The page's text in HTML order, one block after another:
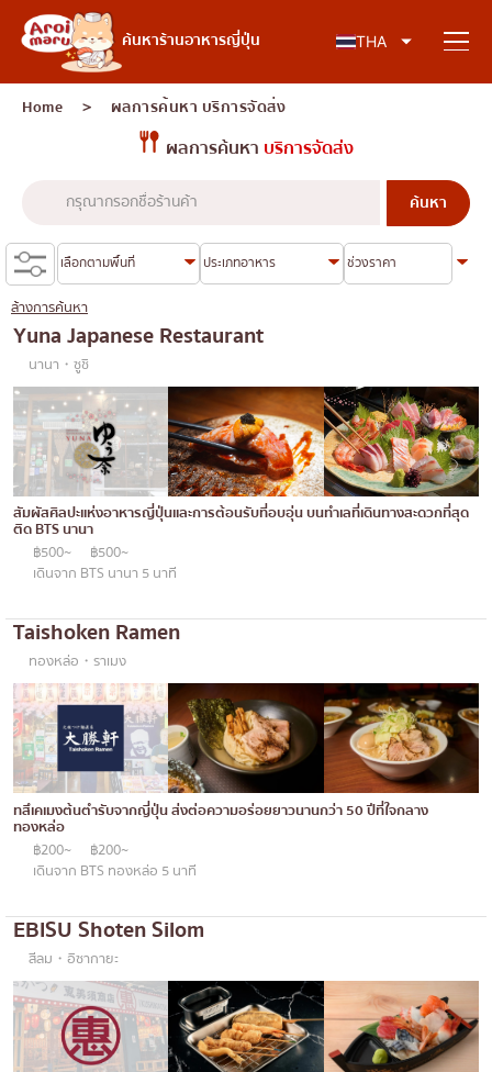
ค้นหาร้านอาหารญี่ปุ่น THA
อาหารญี่ปุ่น
ค้นหาร้านอาหาร
ค้นหาตามประเภทอาหาร
ซูชิ
ราเมง
อิซากายะ
ปิ้งย่างญี่ปุ่น/ยากินิกุ
คัตสึด้ง/ทงคัตสึ
ชาบูชาบู/สุกี้ยากี้
แกงกะหรี่ญี่ปุ่น
ไก่ย่างเสียบไม้สไตล์ญี่ปุ่น
โซบะ/อุด้ง
ขนมหวานญี่ปุ่น
เทมปุระ
โอมากาเสะ
ร้านอาหารญี่ปุ่นระดับพรีเมียม
ซาชิมิ/อาหารทะเล
อาหารตะวันตกสไตล์ญี่ปุ่น
ข้าวปั้นญี่ปุ่น
โอโคโนมิยากิ/เทปปันยากิ
ด้ง (ข้าวหน้าต่างๆ)
ค้นหาตามพื้นที่
เจริญกรุง
ธนบุรี
สยาม
ทองหล่อ
เอกมัย
พร้อมพงษ์
อโศก
อารีย์
สีลม
สาทร
อ่อนนุช
พระราม 9
รัชดา
เพลินจิต
ชิดลม
บางนา
นานา
คอลัมน์ความรู้
บทความพิเศษ
บทความที่KOLแนะนำ
Home ＞ ผลการค้นหา บริการจัดส่ง
ผลการค้นหา บริการจัดส่ง
ล้างการค้นหา
Yuna Japanese Restaurant
นานา・ซูชิ
สัมผัสศิลปะแห่งอาหารญี่ปุ่นและการต้อนรับที่อบอุ่น บนทำเลที่เดินทางสะดวกที่สุด
ติด BTS นานา
฿500~
฿500~
เดินจาก BTS นานา 5 นาที
Taishoken Ramen
ทองหล่อ・ราเมง
ทสึเคเมงต้นตำรับจากญี่ปุ่น ส่งต่อความอร่อยยาวนานกว่า 50 ปีที่ใจกลาง
ทองหล่อ
฿200~
฿200~
เดินจาก BTS ทองหล่อ 5 นาที
EBISU Shoten Silom
สีลม・อิซากายะ